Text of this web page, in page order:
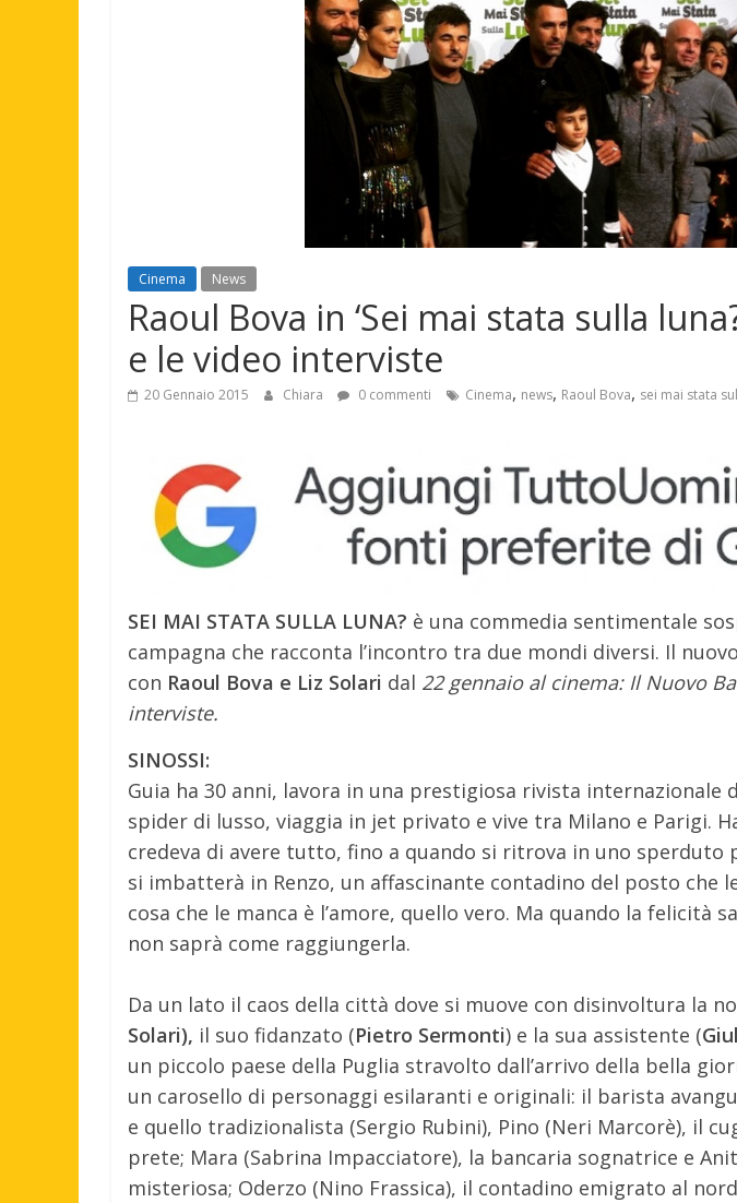
Cinema News
Raoul Bova in ‘Sei mai stata sulla
e le video interviste
20 Gennaio 2015 Chiara 0 commenti Cinema, news, Raoul Bova, sei mai stata
SEI MAI STATA SULLA LUNA? è una commedia sentimentale
campagna che racconta l’incontro tra due mondi diversi. Il
con Raoul Bova e Liz Solari dal 22 gennaio al cinema: Il Nuovo
interviste.
SINOSSI:
Guia ha 30 anni, lavora in una prestigiosa rivista internazionale
spider di lusso, viaggia in jet privato e vive tra Milano e Parigi.
credeva di avere tutto, fino a quando si ritrova in uno sperduto
si imbatterà in Renzo, un affascinante contadino del posto che
cosa che le manca è l’amore, quello vero. Ma quando la felicità
non saprà come raggiungerla.
Da un lato il caos della città dove si muove con disinvoltura la
Solari), il suo fidanzato (Pietro Sermonti) e la sua assistente (
un piccolo paese della Puglia stravolto dall’arrivo della bella
un carosello di personaggi esilaranti e originali: il barista
e quello tradizionalista (Sergio Rubini), Pino (Neri Marcorè), il
prete; Mara (Sabrina Impacciatore), la bancaria sognatrice e
misteriosa; Oderzo (Nino Frassica), il contadino emigrato al